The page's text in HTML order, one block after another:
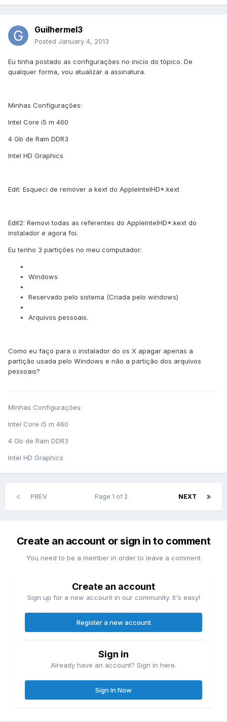
Guilhermel3
Posted January 4, 2013
Eu tinha postado as configurações no inicio do tópico. De
qualquer forma, vou atualizar a assinatura.
Minhas Configurações:
Intel Core i5 m 460
4 Gb de Ram DDR3
Intel HD Graphics
Edit: Esqueci de remover a kext do AppleIntelHD*.kext
Edit2: Removi todas as referentes do AppleIntelHD*.kext do
instalador e agora foi.
Eu tenho 3 partições no meu computador:
Windows
Reservado pelo sistema (Criada pelo windows)
Arquivos pessoais.
Como eu faço para o instalador do os X apagar apenas a
partição usada pelo Windows e não a partição dos arquivos
pessoais?
Minhas Configurações:
Intel Core i5 m 460
4 Gb de Ram DDR3
Intel HD Graphics
PREV NEXT
Page 1 of 2
Create an account or sign in to comment
You need to be a member in order to leave a comment
Create an account
Sign up for a new account in our community. It's easy!
Register a new account
Sign in
Already have an account? Sign in here.
Sign In Now